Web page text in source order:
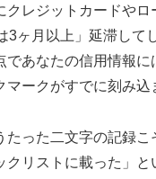
クレジットカードやロ
3ヶ月以上」延滞して
であなたの信用情報に
マークがすでに刻み込
たった二文字の記録こ
クリストに載った」と